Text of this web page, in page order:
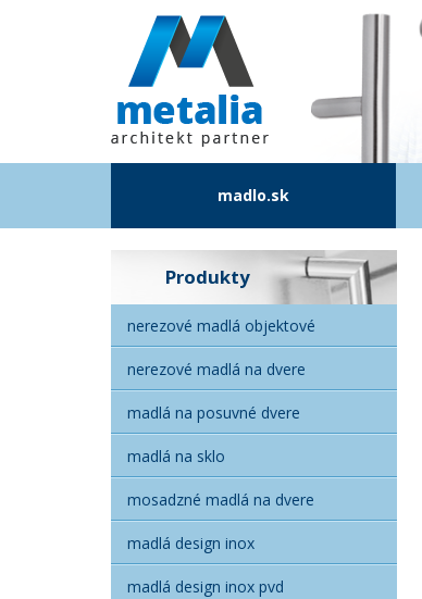
madlo.sk
Produkty
nerezové madlá objektové
nerezové madlá na dvere
madlá na posuvné dvere
madlá na sklo
mosadzné madlá na dvere
madlá design inox
madlá design inox pvd